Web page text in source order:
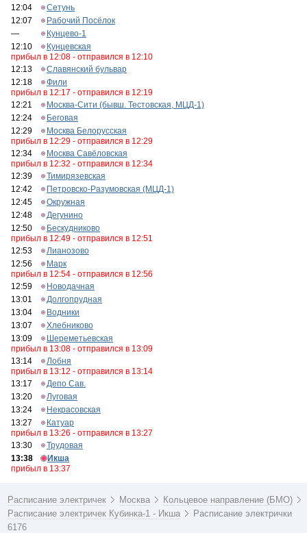
12:04
Сетунь
12:07
Рабочий Посёлок
—
Кунцево-1
12:10
Кунцевская
прибыл в 12:08 - отправился в 12:10
12:13
Славянский бульвар
12:18
Фили
прибыл в 12:17 - отправился в 12:19
12:21
Москва-Сити (бывш. Тестовская, МЦД-1)
12:24
Беговая
12:29
Москва Белорусская
прибыл в 12:29 - отправился в 12:29
12:34
Москва Савёловская
прибыл в 12:32 - отправился в 12:34
12:39
Тимирязевская
12:42
Петровско-Разумовская (МЦД-1)
12:45
Окружная
12:48
Дегунино
12:50
Бескудниково
прибыл в 12:49 - отправился в 12:51
12:53
Лианозово
12:56
Марк
прибыл в 12:54 - отправился в 12:56
12:59
Новодачная
13:01
Долгопрудная
13:04
Водники
13:07
Хлебниково
13:09
Шереметьевская
прибыл в 13:08 - отправился в 13:09
13:14
Лобня
прибыл в 13:12 - отправился в 13:14
13:17
Депо Сав.
13:20
Луговая
13:24
Некрасовская
13:27
Катуар
прибыл в 13:26 - отправился в 13:27
13:30
Трудовая
13:38
Икша
прибыл в 13:37
Расписание электричек Москва
Кольцевое направление (БМО)
Расписание электричек Кубинка-1 - Икша
Расписание электрички
6176